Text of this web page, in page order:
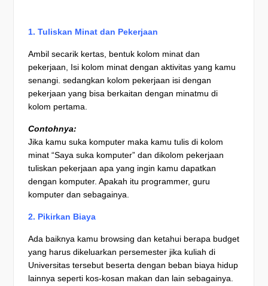
1. Tuliskan Minat dan Pekerjaan
Ambil secarik kertas, bentuk kolom minat dan
pekerjaan, Isi kolom minat dengan aktivitas yang kamu
senangi. sedangkan kolom pekerjaan isi dengan
pekerjaan yang bisa berkaitan dengan minatmu di
kolom pertama.
Contohnya:
Jika kamu suka komputer maka kamu tulis di kolom
minat “Saya suka komputer” dan dikolom pekerjaan
tuliskan pekerjaan apa yang ingin kamu dapatkan
dengan komputer. Apakah itu programmer, guru
komputer dan sebagainya.
2. Pikirkan Biaya
Ada baiknya kamu browsing dan ketahui berapa budget
yang harus dikeluarkan persemester jika kuliah di
Universitas tersebut beserta dengan beban biaya hidup
lainnya seperti kos-kosan makan dan lain sebagainya.